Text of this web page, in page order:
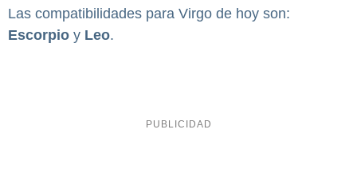
Las compatibilidades para Virgo de hoy son:
Escorpio y Leo.